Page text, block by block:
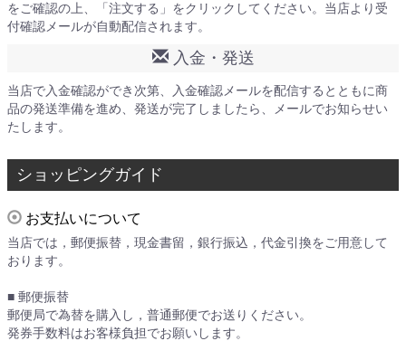
をご確認の上、「注文する」をクリックしてください。当店より受
付確認メールが自動配信されます。
入金・発送
当店で入金確認ができ次第、入金確認メールを配信するとともに商
品の発送準備を進め、発送が完了しましたら、メールでお知らせい
たします。
ショッピングガイド
お支払いについて
当店では，郵便振替，現金書留，銀行振込，代金引換をご用意して
おります。
■ 郵便振替
郵便局で為替を購入し，普通郵便でお送りください。
発券手数料はお客様負担でお願いします。